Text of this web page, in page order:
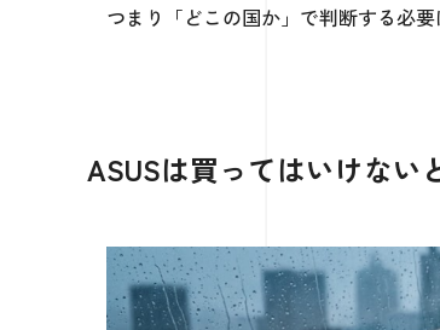
つまり「どこの国か」で判断する必
ASUSは買ってはいけない